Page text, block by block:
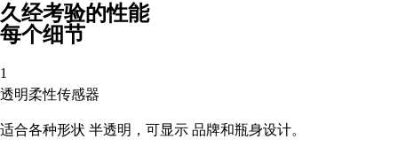
久经考验的性能
每个细节
1
透明柔性传感器
适合各种形状 半透明，可显示 品牌和瓶身设计。